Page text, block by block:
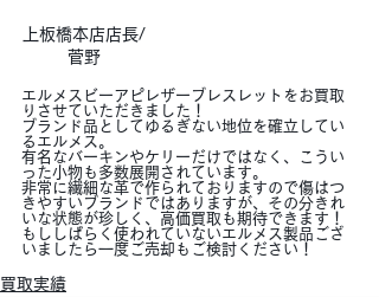
上板橋本店店長/
菅野
エルメスビーアピレザーブレスレットをお買取
りさせていただきました！
ブランド品としてゆるぎない地位を確立してい
るエルメス。
有名なバーキンやケリーだけではなく、こうい
った小物も多数展開されています。
非常に繊細な革で作られておりますので傷はつ
きやすいブランドではありますが、その分きれ
いな状態が珍しく、高価買取も期待できます！
もししばらく使われていないエルメス製品ござ
いましたら一度ご売却もご検討ください！
買取実績